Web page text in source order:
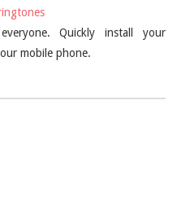
Quickly install your
mobile phone.